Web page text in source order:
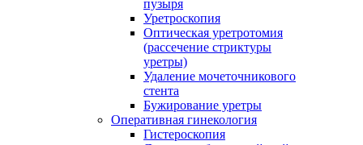
пузыря
Уретроскопия
Оптическая уретротомия
(рассечение стриктуры
уретры)
Удаление мочеточникового
стента
Бужирование уретры
Оперативная гинекология
Гистероскопия